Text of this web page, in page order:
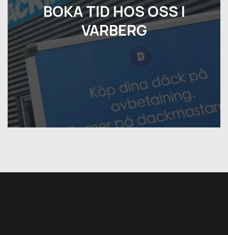
BOKA TID HOS OSS I
VARBERG